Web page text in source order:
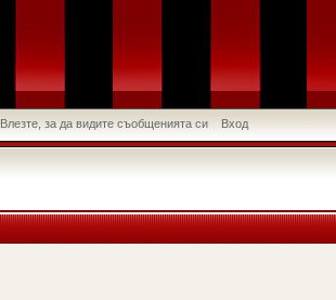
Влезте, за да видите съобщенията си Вход